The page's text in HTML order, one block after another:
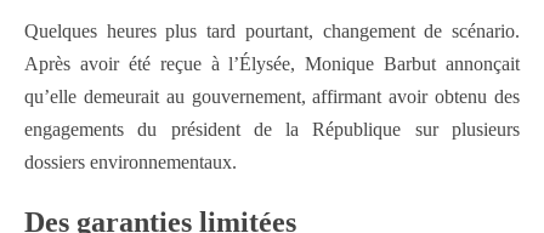
Quelques heures plus tard pourtant, changement de scénario.
Après avoir été reçue à l’Élysée, Monique Barbut annonçait
qu’elle demeurait au gouvernement, affirmant avoir obtenu des
engagements du président de la République sur plusieurs
dossiers environnementaux.
Des garanties limitées